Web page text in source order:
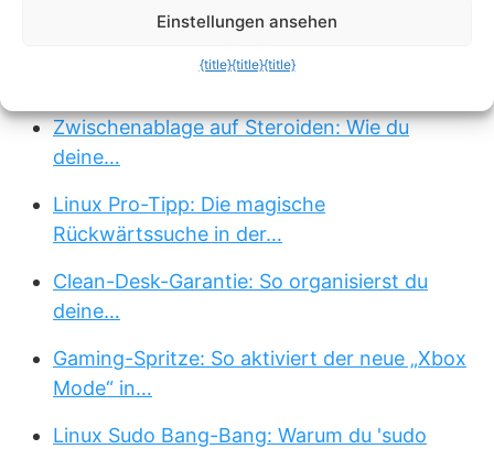
Zwischenablage auf Steroiden: Wie du
deine…
Linux Pro-Tipp: Die magische
Rückwärtssuche in der…
Clean-Desk-Garantie: So organisierst du
deine…
Gaming-Spritze: So aktiviert der neue „Xbox
Mode“ in…
Linux Sudo Bang-Bang: Warum du 'sudo
Einstellungen ansehen
{title}{title}{title}